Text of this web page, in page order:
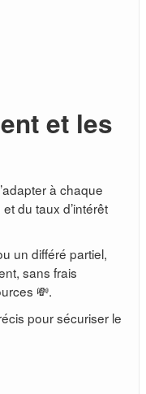
et les
à chaque
du taux d’intérêt
un différé partiel,
sans frais
💸.
pour sécuriser le